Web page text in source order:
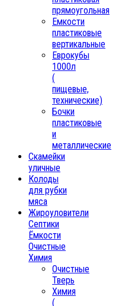
прямоугольная
Емкости
пластиковые
вертикальные
Еврокубы
1000л
(
пищевые,
технические)
Бочки
пластиковые
и
металлические
Скамейки
уличные
Колоды
для рубки
мяса
Жироуловители
Септики
Ёмкости
Очистные
Химия
Очистные
Тверь
Химия
(